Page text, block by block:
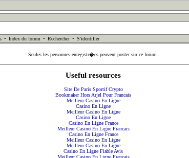
• Index du forum • Rechercher • S'identifier
Seules les personnes enregistr�es peuvent poster sur ce forum.
Useful resources
Site De Paris Sportif Crypto
Bookmaker Hors Arjel Pour Francais
Meilleur Casino En Ligne
Casino En Ligne
Meilleur Casino En Ligne
Casino En Ligne
Casino En Ligne France
Meilleur Casino En Ligne Francais
Casino En Ligne France
Meilleur Casino En Ligne
Meilleur Casino En Ligne
Casino En Ligne Fiable Avis
Meilleur Casino En Ligne Français